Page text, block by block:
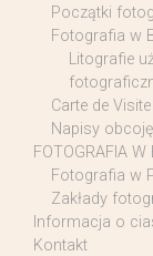
Początki
Fotografia w
Litografie
Carte de
Napisy
FOTOGRAFIA W
Fotografia w
Zakłady
Informacja o
Kontakt